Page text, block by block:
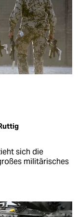
sich die
militärisches